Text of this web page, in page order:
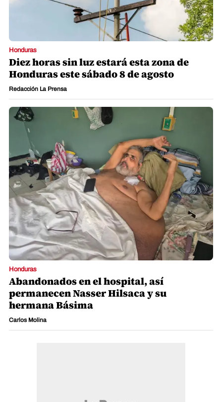
Honduras
Diez horas sin luz estará esta zona de
Honduras este sábado 8 de agosto
Redacción La Prensa
Honduras
Abandonados en el hospital, así
permanecen Nasser Hilsaca y su
hermana Básima
Carlos Molina